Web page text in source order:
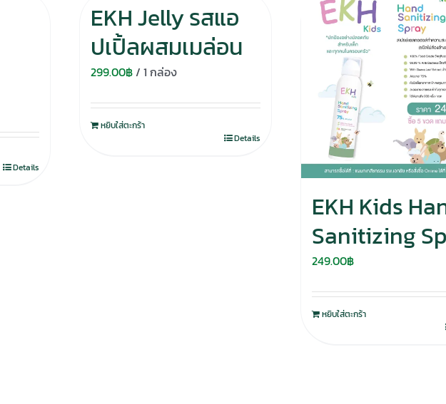
Details
EKH Jelly รสแอ
ปเปิ้ลผสมเมล่อน
299.00฿/ 1 กล่อง
หยิบใส่ตะกร้า
Details
EKH Kids
Sanitizing
249.00฿
หยิบใส่ตะกร้า